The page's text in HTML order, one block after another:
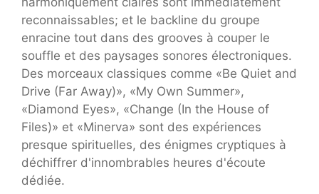
reconnaissables; et le backline du groupe
enracine tout dans des grooves à couper le
souffle et des paysages sonores électroniques.
Des morceaux classiques comme «Be Quiet and
Drive (Far Away)», «My Own Summer»,
«Diamond Eyes», «Change (In the House of
Files)» et «Minerva» sont des expériences
presque spirituelles, des énigmes cryptiques à
déchiffrer d'innombrables heures d'écoute
dédiée.